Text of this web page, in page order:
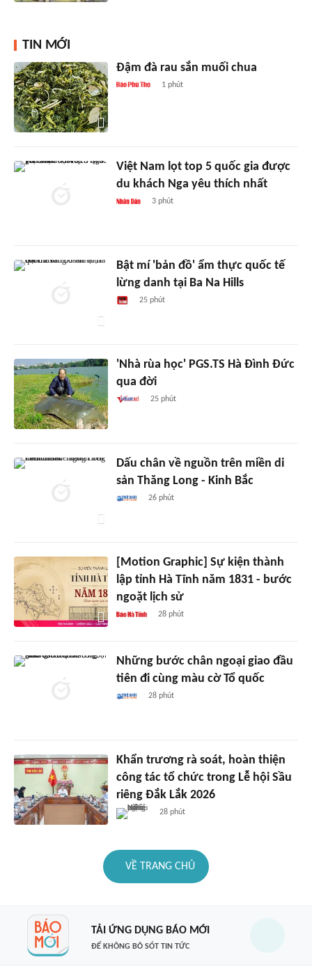
TIN MỚI
Đậm đà rau sắn muối chua
1 phút
Việt Nam lọt top 5 quốc gia được
du khách Nga yêu thích nhất
3 phút
Bật mí 'bản đồ' ẩm thực quốc tế
lừng danh tại Ba Na Hills
25 phút
'Nhà rùa học' PGS.TS Hà Đình Đức
qua đời
25 phút
Dấu chân về nguồn trên miền di
sản Thăng Long - Kinh Bắc
26 phút
[Motion Graphic] Sự kiện thành
lập tỉnh Hà Tĩnh năm 1831 - bước
ngoặt lịch sử
28 phút
Những bước chân ngoại giao đầu
tiên đi cùng màu cờ Tổ quốc
28 phút
Khẩn trương rà soát, hoàn thiện
công tác tổ chức trong Lễ hội Sầu
riêng Đắk Lắk 2026
28 phút
VỀ TRANG CHỦ
TẢI ỨNG DỤNG BÁO MỚI
ĐỂ KHÔNG BỎ SÓT TIN TỨC